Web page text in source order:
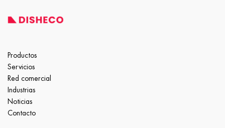
Productos
Servicios
Red comercial
Industrias
Noticias
Contacto